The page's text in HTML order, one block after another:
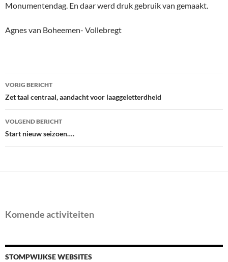
Monumentendag. En daar werd druk gebruik van gemaakt.
Agnes van Boheemen- Vollebregt
Bericht
navigatie
VORIG BERICHT
Zet taal centraal, aandacht voor laaggeletterdheid
VOLGEND BERICHT
Start nieuw seizoen….
Komende activiteiten
STOMPWIJKSE WEBSITES